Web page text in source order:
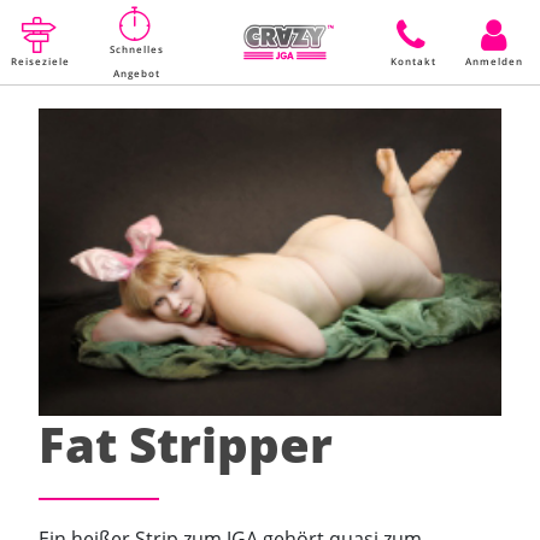
Reiseziele
Schnelles
Angebot
Kontakt Anmelden
Fat Stripper